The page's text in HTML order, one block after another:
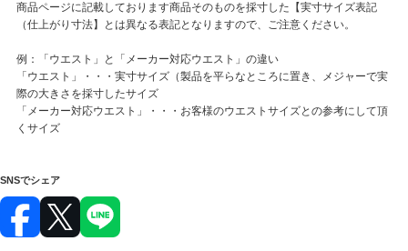
商品ページに記載しております商品そのものを採寸した【実寸サイズ表記
（仕上がり寸法】とは異なる表記となりますので、ご注意ください。
例：「ウエスト」と「メーカー対応ウエスト」の違い
「ウエスト」・・・実寸サイズ（製品を平らなところに置き、メジャーで実
際の大きさを採寸したサイズ
「メーカー対応ウエスト」・・・お客様のウエストサイズとの参考にして頂
くサイズ
SNSでシェア